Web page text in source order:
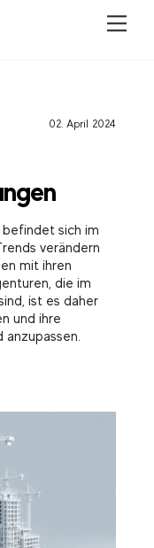
02. April 2024
sich im
verändern
mit ihren
die im
ist es daher
und ihre